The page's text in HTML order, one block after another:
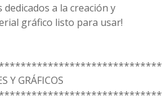
a la creación y
gráfico listo para usar!
Y GRÁFICOS